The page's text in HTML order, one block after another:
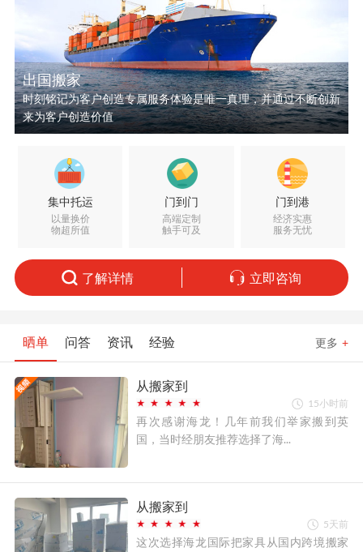
出国搬家
时刻铭记为客户创造专属服务体验是唯一真理，并通过不断创新
来为客户创造价值
集中托运
以量换价
物超所值
门到门
高端定制
触手可及
门到港
经济实惠
服务无忧
了解详情 立即咨询
晒单 问答 资讯 经验 更多 +
从搬家到
15小时前
再次感谢海龙！几年前我们举家搬到英
国，当时经朋友推荐选择了海...
从搬家到
5天前
这次选择海龙国际把家具从国内跨境搬家